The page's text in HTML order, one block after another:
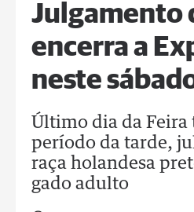
Julgamento
encerra a
neste
Último dia da Feira
período da tarde,
raça holandesa
gado adulto